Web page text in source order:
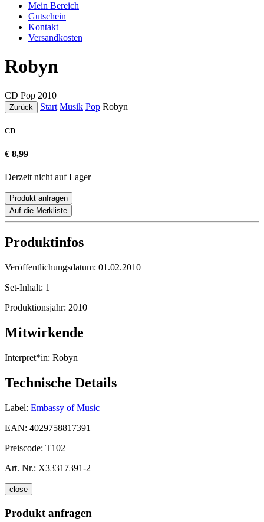
Mein Bereich
Gutschein
Kontakt
Versandkosten
Robyn
CD Pop 2010
Zurück Start Musik Pop Robyn
CD
€ 8,99
Derzeit nicht auf Lager
Produkt anfragen
Auf die Merkliste
Produktinfos
Veröffentlichungsdatum: 01.02.2010
Set-Inhalt: 1
Produktionsjahr: 2010
Mitwirkende
Interpret*in: Robyn
Technische Details
Label: Embassy of Music
EAN: 4029758817391
Preiscode: T102
Art. Nr.: X33317391-2
close
Produkt anfragen